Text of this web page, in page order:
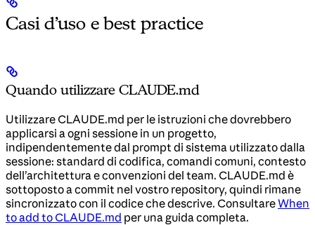
Casi d’uso e best practice
Quando utilizzare CLAUDE.md
Utilizzare CLAUDE.md per le istruzioni che dovrebbero
applicarsi a ogni sessione in un progetto,
indipendentemente dal prompt di sistema utilizzato dalla
sessione: standard di codifica, comandi comuni, contesto
dell’architettura e convenzioni del team. CLAUDE.md è
sottoposto a commit nel vostro repository, quindi rimane
sincronizzato con il codice che descrive. ConsultareWhen
to add to CLAUDE.md per una guida completa.